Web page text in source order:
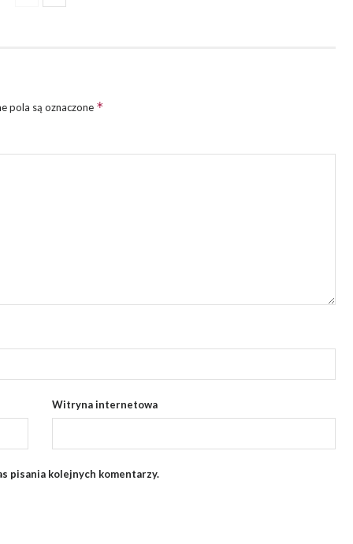
pola są oznaczone *
Witryna internetowa
pisania kolejnych komentarzy.